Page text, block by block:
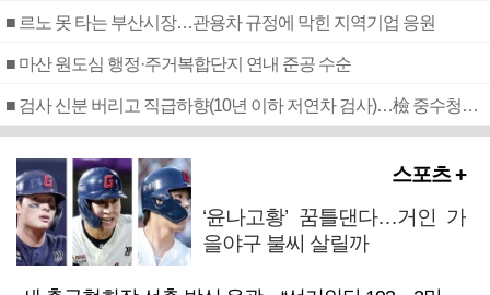
■ 르노 못 타는 부산시장…관용차 규정에 막힌 지역기업 응원
■ 마산 원도심 행정·주거복합단지 연내 준공 수순
■ 검사 신분 버리고 직급하향(10년 이하 저연차 검사)…檢 중수청행 기피
스포츠 +
‘윤나고황’ 꿈틀댄다…거인 가
을야구 불씨 살릴까